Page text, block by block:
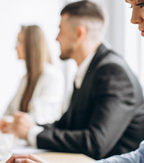
CURSO PRL 2º
INSTALACIONES